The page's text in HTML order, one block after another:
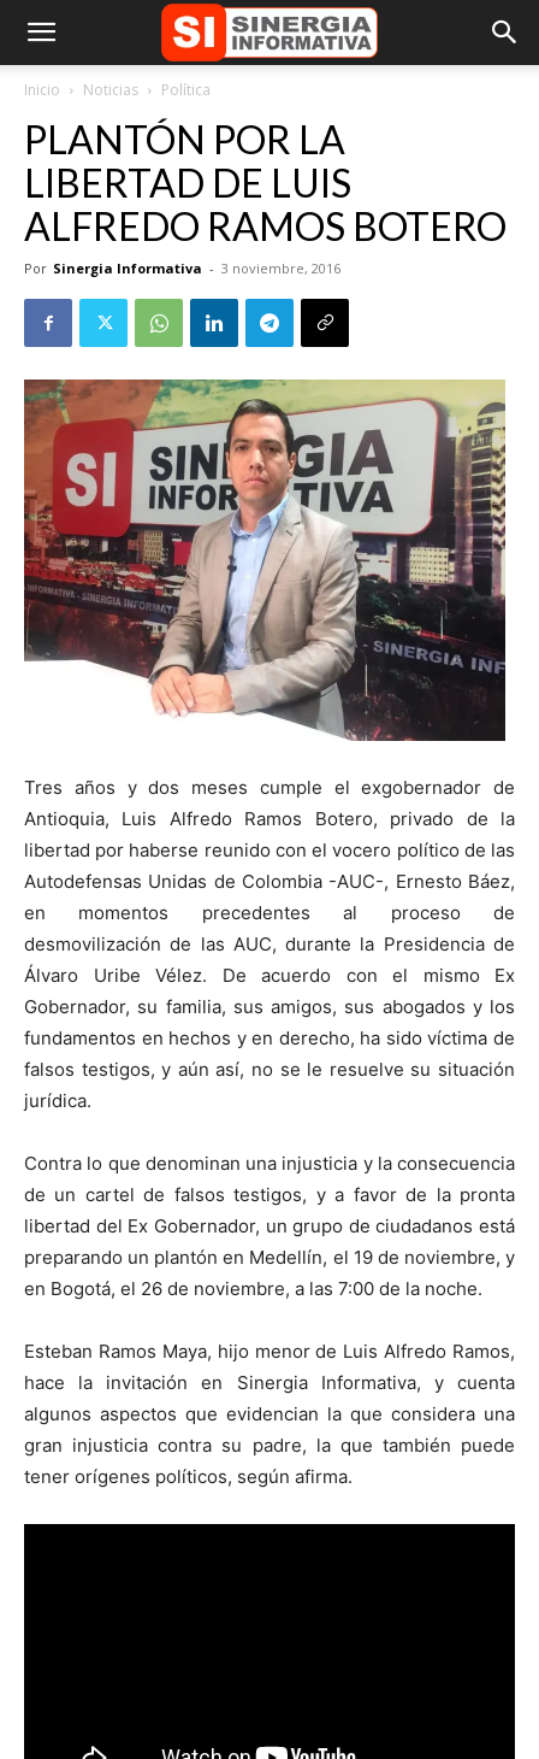
Inicio Noticias Política
PLANTÓN POR LA
LIBERTAD DE LUIS
ALFREDO RAMOS BOTERO
Por Sinergia Informativa - 3 noviembre, 2016
Tres años y dos meses cumple el exgobernador de
Antioquia, Luis Alfredo Ramos Botero, privado de la
libertad por haberse reunido con el vocero político de las
Autodefensas Unidas de Colombia -AUC-, Ernesto Báez,
en momentos precedentes al proceso de
desmovilización de las AUC, durante la Presidencia de
Álvaro Uribe Vélez. De acuerdo con el mismo Ex
Gobernador, su familia, sus amigos, sus abogados y los
fundamentos en hechos y en derecho, ha sido víctima de
falsos testigos, y aún así, no se le resuelve su situación
jurídica.
Contra lo que denominan una injusticia y la consecuencia
de un cartel de falsos testigos, y a favor de la pronta
libertad del Ex Gobernador, un grupo de ciudadanos está
preparando un plantón en Medellín, el 19 de noviembre, y
en Bogotá, el 26 de noviembre, a las 7:00 de la noche.
Esteban Ramos Maya, hijo menor de Luis Alfredo Ramos,
hace la invitación en Sinergia Informativa, y cuenta
algunos aspectos que evidencian la que considera una
gran injusticia contra su padre, la que también puede
tener orígenes políticos, según afirma.